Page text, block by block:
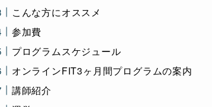
こんな方にオススメ
参加費
プログラムスケジュール
オンラインFIT3ヶ月間プログラムの案内
講師紹介